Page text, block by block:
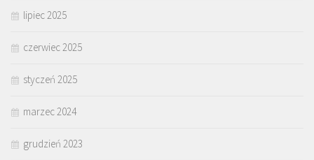
lipiec 2025
czerwiec 2025
styczeń 2025
marzec 2024
grudzień 2023